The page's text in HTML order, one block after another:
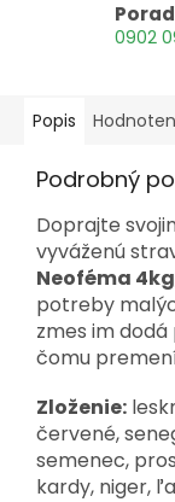
0902
Popis
Podrobný
Doprajte
vyváženú
Neoféma 4kg
potreby
zmes im
čomu
Zloženie:
červené,
semenec,
kardy, niger,